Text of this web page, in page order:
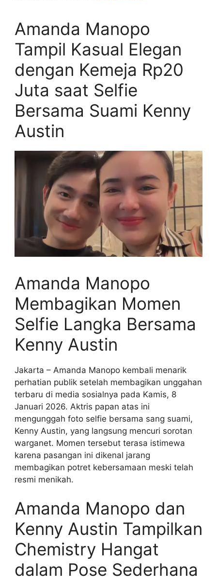
Amanda Manopo
Tampil Kasual Elegan
dengan Kemeja Rp20
Juta saat Selfie
Bersama Suami Kenny
Austin
Amanda Manopo
Membagikan Momen
Selfie Langka Bersama
Kenny Austin
Jakarta – Amanda Manopo kembali menarik
perhatian publik setelah membagikan unggahan
terbaru di media sosialnya pada Kamis, 8
Januari 2026. Aktris papan atas ini
mengunggah foto selfie bersama sang suami,
Kenny Austin, yang langsung mencuri sorotan
warganet. Momen tersebut terasa istimewa
karena pasangan ini dikenal jarang
membagikan potret kebersamaan meski telah
resmi menikah.
Amanda Manopo dan
Kenny Austin Tampilkan
Chemistry Hangat
dalam Pose Sederhana